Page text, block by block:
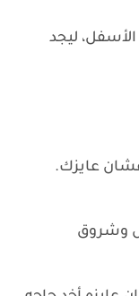
ليجد
عايزك.
وشروق